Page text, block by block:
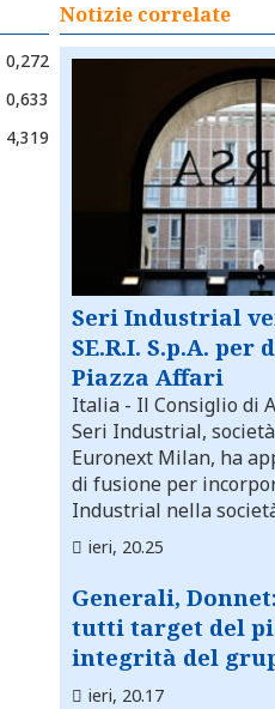
0,272
0,633
4,319
Notizie correlate
Seri Industrial
SE.R.I. S.p.A. per
Piazza Affari
Italia - Il Consiglio di
Seri Industrial,
Euronext Milan, ha
di fusione per
Industrial nella società
ieri, 20.25
Generali,
tutti target del
integrità del
ieri, 20.17